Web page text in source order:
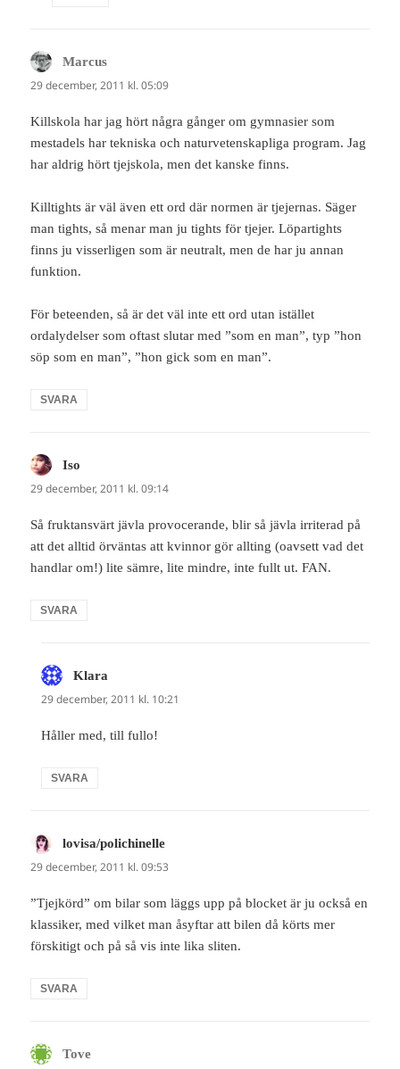
Marcus
29 december, 2011 kl. 05:09
Killskola har jag hört några gånger om gymnasier som
mestadels har tekniska och naturvetenskapliga program. Jag
har aldrig hört tjejskola, men det kanske finns.
Killtights är väl även ett ord där normen är tjejernas. Säger
man tights, så menar man ju tights för tjejer. Löpartights
finns ju visserligen som är neutralt, men de har ju annan
funktion.
För beteenden, så är det väl inte ett ord utan istället
ordalydelser som oftast slutar med ”som en man”, typ ”hon
söp som en man”, ”hon gick som en man”.
SVARA
Iso
29 december, 2011 kl. 09:14
Så fruktansvärt jävla provocerande, blir så jävla irriterad på
att det alltid örväntas att kvinnor gör allting (oavsett vad det
handlar om!) lite sämre, lite mindre, inte fullt ut. FAN.
SVARA
Klara
29 december, 2011 kl. 10:21
Håller med, till fullo!
SVARA
lovisa/polichinelle
29 december, 2011 kl. 09:53
”Tjejkörd” om bilar som läggs upp på blocket är ju också en
klassiker, med vilket man åsyftar att bilen då körts mer
förskitigt och på så vis inte lika sliten.
SVARA
Tove